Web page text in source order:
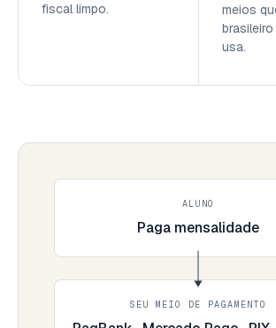
fiscal limpo.
meios
usa.
ALUNO
Paga mensalidade
SEU MEIO DE PAGAMENTO